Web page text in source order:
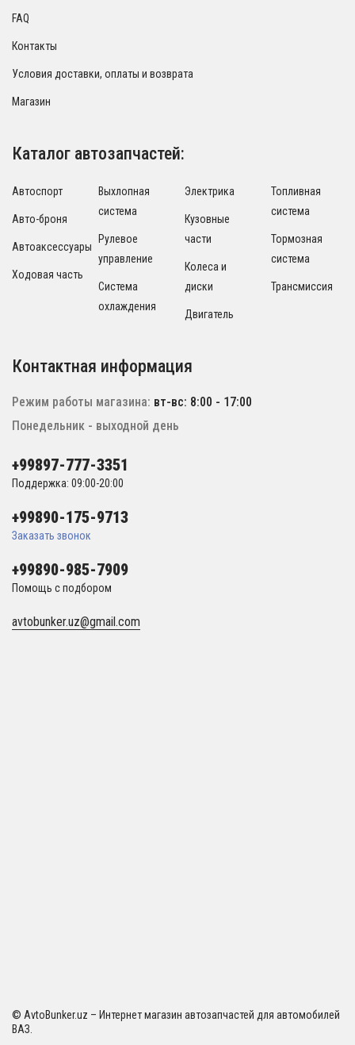
FAQ
Контакты
Условия доставки, оплаты и возврата
Магазин
Каталог автозапчастей:
Автоспорт
Авто-броня
Автоаксессуары
Ходовая часть
Выхлопная
система
Рулевое
управление
Система
охлаждения
Электрика
Кузовные
части
Колеса и
диски
Двигатель
Топливная
система
Тормозная
система
Трансмиссия
Контактная информация
Режим работы магазина: вт-вс: 8:00 - 17:00
Понедельник - выходной день
+99897-777-3351
Поддержка: 09:00-20:00
+99890-175-9713
Заказать звонок
+99890-985-7909
Помощь с подбором
avtobunker.uz@gmail.com
© AvtoBunker.uz – Интернет магазин автозапчастей для автомобилей
ВАЗ.